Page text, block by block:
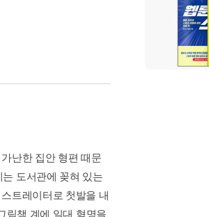
난한 집안 형편 때문
도서관에 꽂혀 있는
트레이터로 첫발을 내
림책 계에 일대 혁명을